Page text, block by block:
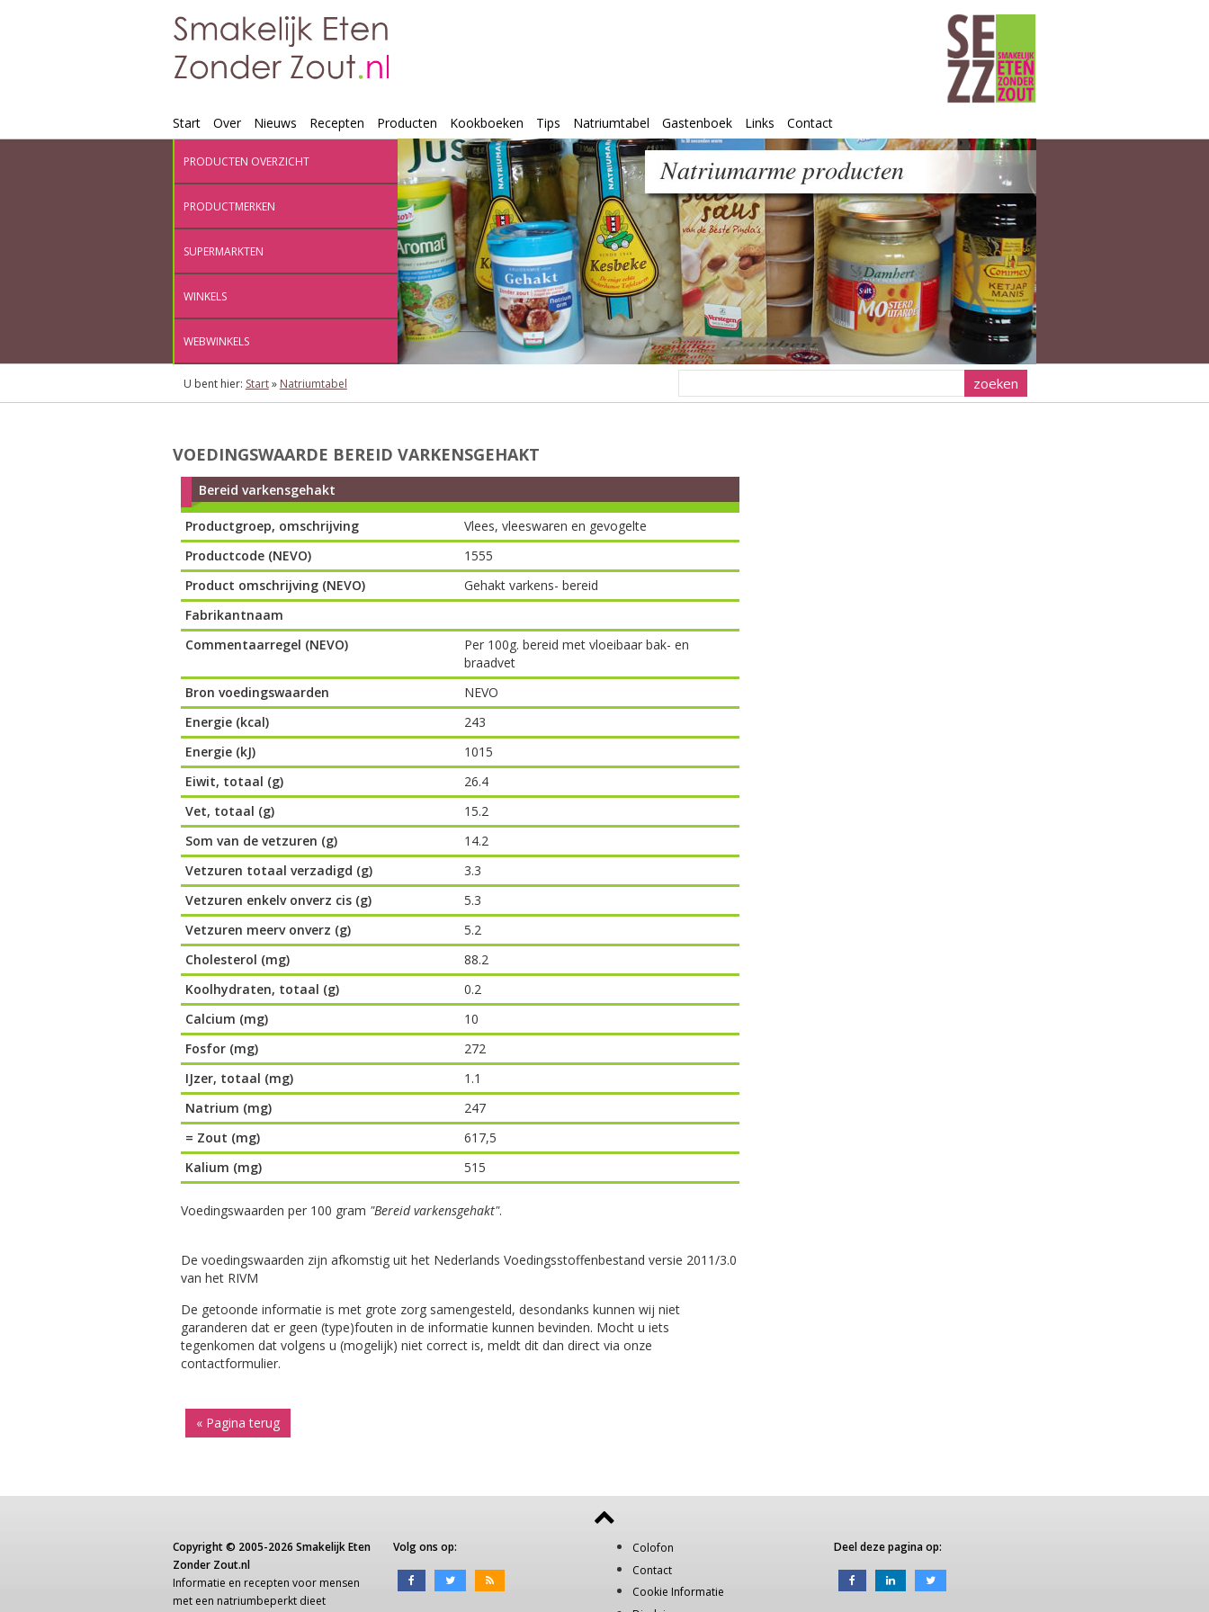
Start Over Nieuws Recepten Producten Kookboeken Tips Natriumtabel Gastenboek Links Contact
PRODUCTEN OVERZICHT
PRODUCTMERKEN
SUPERMARKTEN
WINKELS
WEBWINKELS
U bent hier: Start» Natriumtabel
VOEDINGSWAARDE BEREID VARKENSGEHAKT
Bereid varkensgehakt
Productgroep, omschrijving
Vlees, vleeswaren en gevogelte
Productcode (NEVO)
1555
Product omschrijving (NEVO)
Gehakt varkens- bereid
Fabrikantnaam
Commentaarregel (NEVO)
Per 100g. bereid met vloeibaar bak- en
braadvet
Bron voedingswaarden
NEVO
Energie (kcal)
243
Energie (kJ)
1015
Eiwit, totaal (g)
26.4
Vet, totaal (g)
15.2
Som van de vetzuren (g)
14.2
Vetzuren totaal verzadigd (g)
3.3
Vetzuren enkelv onverz cis (g)
5.3
Vetzuren meerv onverz (g)
5.2
Cholesterol (mg)
88.2
Koolhydraten, totaal (g)
0.2
Calcium (mg)
10
Fosfor (mg)
272
IJzer, totaal (mg)
1.1
Natrium (mg)
247
= Zout (mg)
617,5
Kalium (mg)
515
Voedingswaarden per 100 gram "Bereid varkensgehakt".
De voedingswaarden zijn afkomstig uit het Nederlands Voedingsstoffenbestand versie 2011/3.0
van het RIVM
De getoonde informatie is met grote zorg samengesteld, desondanks kunnen wij niet
garanderen dat er geen (type)fouten in de informatie kunnen bevinden. Mocht u iets
tegenkomen dat volgens u (mogelijk) niet correct is, meldt dit dan direct via onze
contactformulier.
« Pagina terug
Copyright © 2005-2026 Smakelijk Eten
Zonder Zout.nl
Informatie en recepten voor mensen
met een natriumbeperkt dieet
Volg ons op:
Colofon
Contact
Cookie Informatie
Deel deze pagina op: